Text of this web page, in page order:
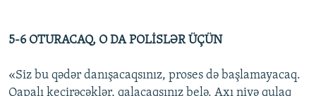
BIZIMLƏ ƏLAQƏ
XƏBƏR BÜLLETENLƏRIMIZ
5-6 OTURACAQ, O DA POLİSLƏR ÜÇÜN
«Siz bu qədər danışacaqsınız, proses də başlamayacaq.
Qapalı keçirəcəklər, qalacaqsınız belə. Axı niyə qulaq